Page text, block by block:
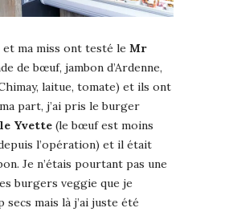
ma miss ont testé le Mr
de bœuf, jambon d’Ardenne,
laitue, tomate) et ils ont
part, j’ai pris le burger
Yvette (le bœuf est moins
l’opération) et il était
Je n’étais pourtant pas une
burgers veggie que je
mais là j’ai juste été